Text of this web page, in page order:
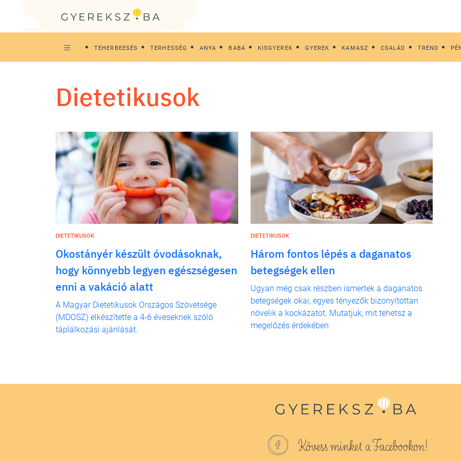
TEHERBEESÉS TERHESSÉG ANYA BABA KISGYEREK GYEREK KAMASZ CSALÁD TREND
dietetikusok
DIETETIKUSOK
Okostányér készült óvodásoknak,
hogy könnyebb legyen egészségesen
enni a vakáció alatt
A Magyar Dietetikusok Országos Szövetsége
(MDOSZ) elkészítette a 4-6 éveseknek szóló
táplálkozási ajánlását.
DIETETIKUSOK
Három fontos lépés a daganatos
betegségek ellen
Ugyan még csak részben ismertek a daganatos
betegségek okai, egyes tényezők bizonyítottan
növelik a kockázatot. Mutatjuk, mit tehetsz a
megelőzés érdekében.
Kövess minket a Facebookon!